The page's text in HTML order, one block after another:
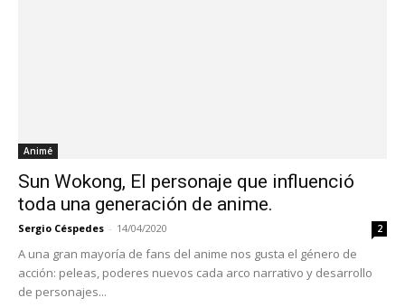
Animé
Sun Wokong, El personaje que influenció
toda una generación de anime.
Sergio Céspedes - 14/04/2020 2
A una gran mayoría de fans del anime nos gusta el género de
acción: peleas, poderes nuevos cada arco narrativo y desarrollo
de personajes...